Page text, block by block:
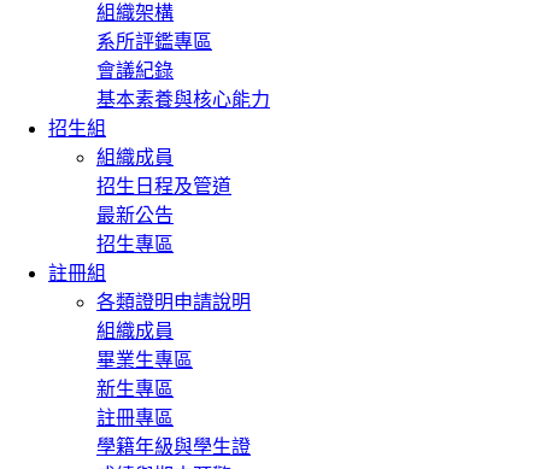
組織架構
系所評鑑專區
會議紀錄
基本素養與核心能力
招生組
組織成員
招生日程及管道
最新公告
招生專區
註冊組
各類證明申請說明
組織成員
畢業生專區
新生專區
註冊專區
學籍年級與學生證